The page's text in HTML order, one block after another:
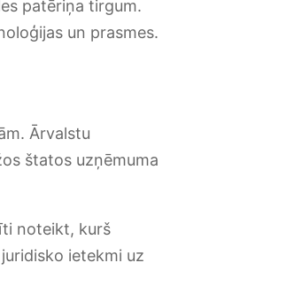
patēriņa tirgum.
un prasmes.
Ārvalstu
štatos uzņēmuma
noteikt, kurš
ietekmi uz